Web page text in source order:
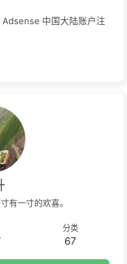
中国大陆账户注
有一寸的欢喜。
分类
67